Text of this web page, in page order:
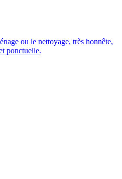
ou le nettoyage, très honnête,
ponctuelle.